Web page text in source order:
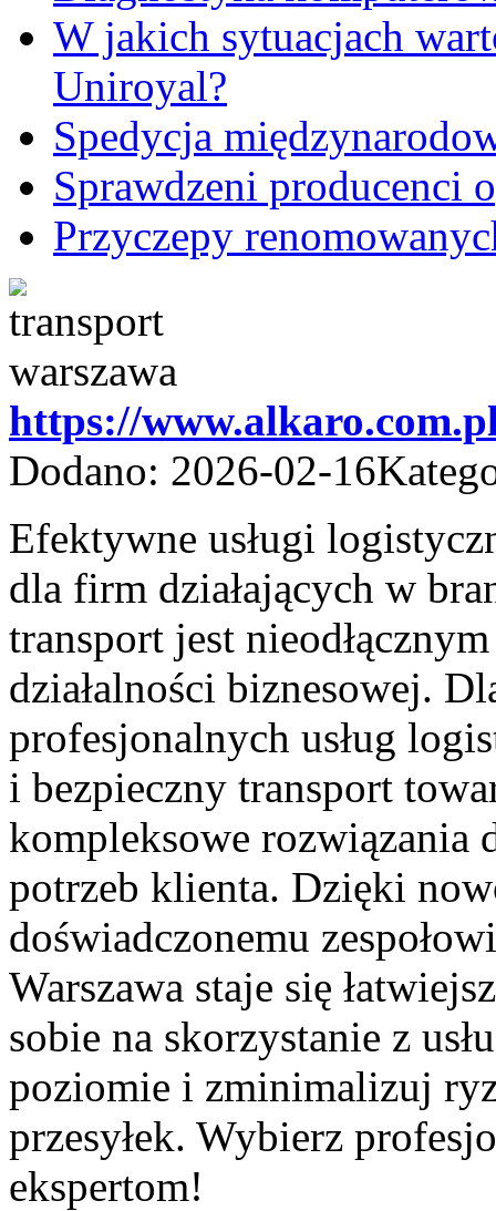
W jakich sytuacjach
Uniroyal?
Spedycja
Sprawdzeni producenci
Przyczepy
https://
Dodano: 2026-02-16
Efektywne usługi
dla firm działających w
transport jest
działalności biznesowej.
profesjonalnych usług
i bezpieczny transport
kompleksowe rozwiązania
potrzeb klienta. Dzięki
doświadczonemu
Warszawa staje się
sobie na skorzystanie z
poziomie i zminimalizuj
przesyłek. Wybierz
ekspertom!